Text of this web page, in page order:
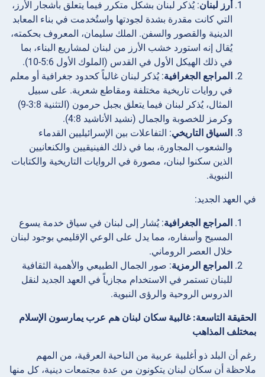
أرز لبنان: يُذكر لبنان بشكل متكرر فيما يتعلق بأشجار الأرز،
التي كانت مقدرة بشدة لجودتها واستُخدمت في بناء المعابد
الدينية والقصور والسفن. الملك سليمان، المعروف بحكمته،
يُقال إنه استورد خشب الأرز من لبنان لمشاريع البناء، بما
في ذلك الهيكل الأول في القدس (الملوك الأول 5:6-10).
المراجع الجغرافية: يُذكر لبنان غالباً كحدود جغرافية أو معلم
في روايات تاريخية مختلفة ومقاطع شعرية. على سبيل
المثال، يُذكر لبنان فيما يتعلق بجبل حرمون (التثنية 3:8-9)
وكرمز للخصوبة والجمال (نشيد الأناشيد 4:8).
السياق التاريخي: التفاعلات بين الإسرائيليين القدماء
والشعوب المجاورة، بما في ذلك الفينيقيين والكنعانيين
الذين سكنوا لبنان، مصورة في الروايات التاريخية والكتابات
النبوية.
في العهد الجديد:
المراجع الجغرافية: يُشار إلى لبنان في سياق خدمة يسوع
المسيح وأسفاره، مما يدل على الوعي الإقليمي بوجود لبنان
خلال العصر الروماني.
المراجع الرمزية: صور الجمال الطبيعي والأهمية الثقافية
للبنان تستمر في الاستخدام مجازياً في العهد الجديد لنقل
الدروس الروحية والرؤى النبوية.
الحقيقة التاسعة: غالبية سكان لبنان هم عرب يمارسون الإسلام
بمختلف المذاهب
رغم أن البلد ذو أغلبية عربية من الناحية العرقية، من المهم
ملاحظة أن سكان لبنان يتكونون من عدة مجتمعات دينية، كل منها